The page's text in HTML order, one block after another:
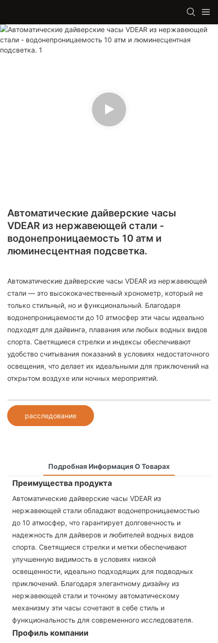
Автоматические дайверские часы
VDEAR из нержавеющей стали -
водонепроницаемость 10 атм и
люминесцентная подсветка.
Автоматические дайверские часы VDEAR из нержавеющей
стали — это высококачественный хронометр, который не
только стильный, но и функциональный. Благодаря
водонепроницаемости до 10 атмосфер эти часы идеально
подходят для дайвинга, плавания или любых водных видов
спорта. Светящиеся стрелки и индексы обеспечивают
удобство считывания показаний в условиях недостаточного
освещения, что делает их идеальными для приключений на
открытом воздухе или ночных мероприятий.
расследование
Подробная Информация О Товарах
Преимущества продукта
Автоматические дайверские часы VDEAR из
нержавеющей стали обладают водонепроницаемостью
до 10 атмосфер, что гарантирует долговечность и
надежность для дайверов и любителей водных видов
спорта. Светящиеся стрелки и метки обеспечивают
улучшенную видимость в условиях низкой
освещенности, идеально подходящих для подводных
приключений. Благодаря элегантному дизайну из
нержавеющей стали и точному автоматическому
механизму эти часы сочетают в себе стиль и
функциональность для современного исследователя.
Профиль компании